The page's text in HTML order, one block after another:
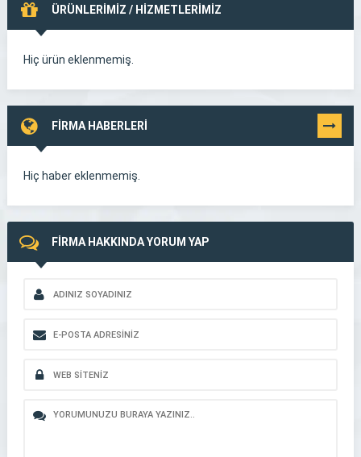
ÜRÜNLERİMİZ / HİZMETLERİMİZ
Hiç ürün eklenmemiş.
FİRMA HABERLERİ TÜMÜNÜ
GÖR
Hiç haber eklenmemiş.
FİRMA HAKKINDA YORUM YAP